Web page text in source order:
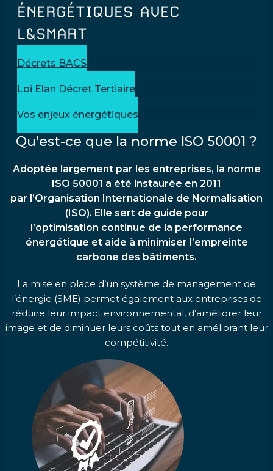
ÉNERGÉTIQUES AVEC
L&SMART
Décrets BACS
Loi Elan Décret Tertiaire
Vos enjeux énergétiques
Qu'est-ce que la norme ISO 50001 ?
Adoptée largement par les entreprises, la norme
ISO 50001 a été instaurée en 2011
par l’Organisation Internationale de Normalisation
(ISO). Elle sert de guide pour
l’optimisation continue de la performance
énergétique et aide à minimiser l’empreinte
carbone des bâtiments.
La mise en place d’un système de management de
l’énergie (SME) permet également aux entreprises de
réduire leur impact environnemental, d’améliorer leur
image et de diminuer leurs coûts tout en améliorant leur
compétitivité.